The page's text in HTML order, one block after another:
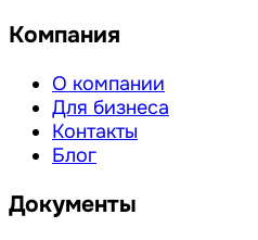
Компания
О компании
Для бизнеса
Контакты
Блог
Документы